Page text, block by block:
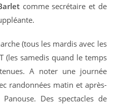
comme secrétaire et de
(tous les mardis avec les
(les samedis quand le temps
A noter une journée
randonnées matin et après-
Des spectacles de